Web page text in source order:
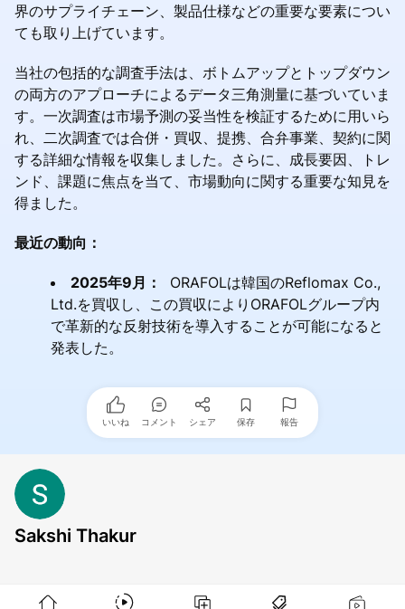
界のサプライチェーン、製品仕様などの重要な要素につい
ても取り上げています。
当社の包括的な調査手法は、ボトムアップとトップダウン
の両方のアプローチによるデータ三角測量に基づいていま
す。一次調査は市場予測の妥当性を検証するために用いら
れ、二次調査では合併・買収、提携、合弁事業、契約に関
する詳細な情報を収集しました。さらに、成長要因、トレ
ンド、課題に焦点を当て、市場動向に関する重要な知見を
得ました。
最近の動向：
2025年9月：
ORAFOLは韓国のReflomax Co.,
Ltd.を買収し、この買収によりORAFOLグループ内
で革新的な反射技術を導入することが可能になると
発表した。
いいね コメント シェア 保存 報告
Sakshi Thakur